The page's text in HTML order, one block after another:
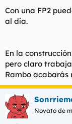
Con una FP2
al día.
En la
pero claro
Rambo acabarás
Novato de